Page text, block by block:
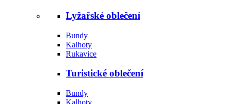
Lyžařské oblečení
Bundy
Kalhoty
Rukavice
Turistické oblečení
Bundy
Kalhoty